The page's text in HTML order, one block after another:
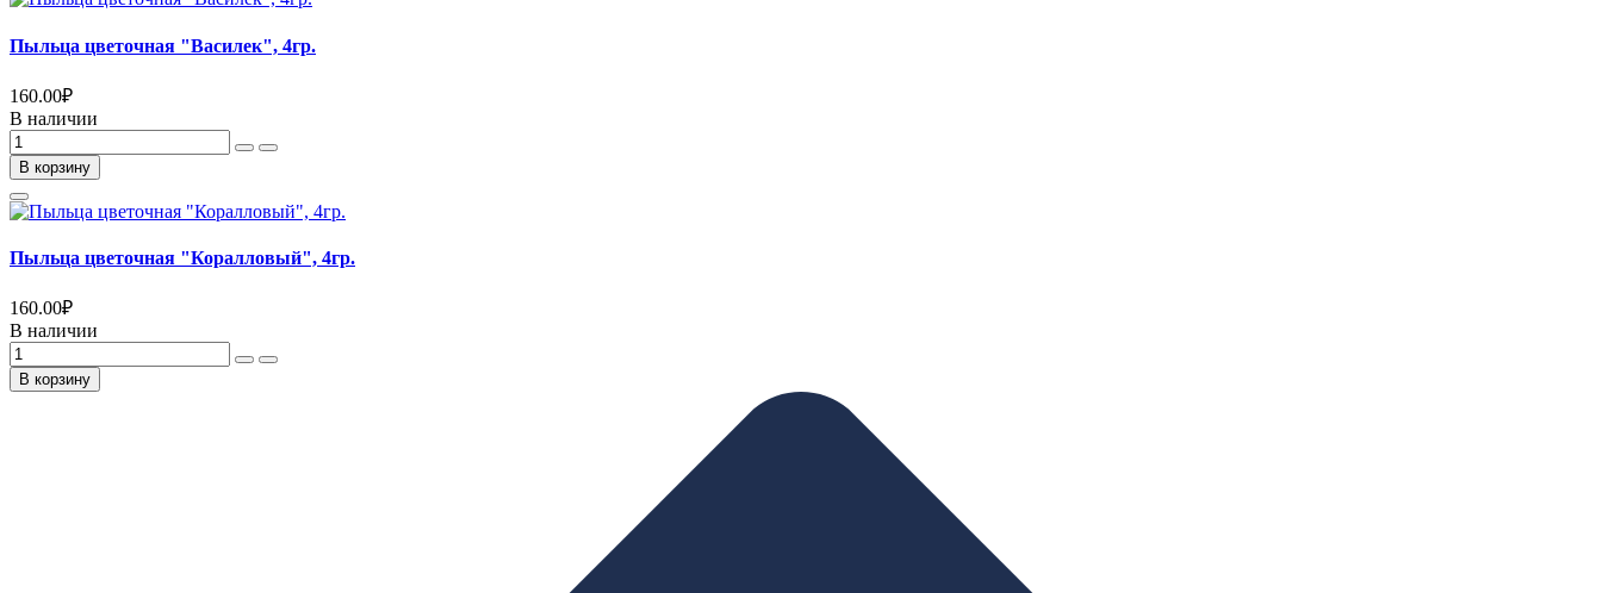
Пыльца цветочная "Василек", 4гр.
160.00₽
В наличии
В корзину
Пыльца цветочная "Коралловый", 4гр.
160.00₽
В наличии
В корзину